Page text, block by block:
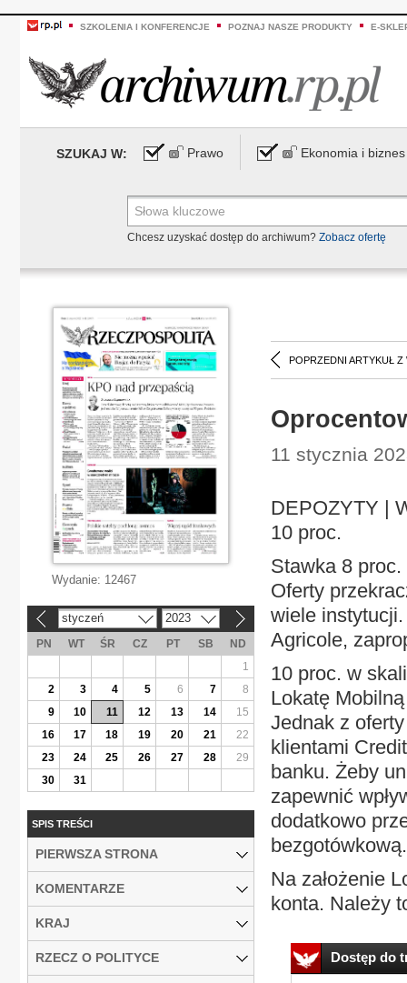
SZKOLENIA I KONFERENCJE POZNAJ NASZE PRODUKTY E-
SZUKAJ W: Prawo Ekonomia i biznes
Chcesz uzyskać dostęp do archiwum? Zobacz ofertę
POPRZEDNI ARTYKUŁ Z
11 stycznia
DEPOZYTY |
10 proc.
Stawka 8
Oferty
wiele
Agricole,
10 proc. w
Lokatę
Jednak z
klientami
banku. Żeby
zapewnić
dodatkowo
bezgotówkową.
Na założenie
konta. Należy
Dostęp do
Wydanie: 12467
styczeń 2023
PN WT ŚR CZ PT SB
ND
1
2
3 4 5 6 7
8
9
10 11 12 13 14
15
16
17 18 19 20 21
22
23
24 25 26 27 28
29
30
31
SPIS TREŚCI
PIERWSZA STRONA
KOMENTARZE
KRAJ
RZECZ O POLITYCE